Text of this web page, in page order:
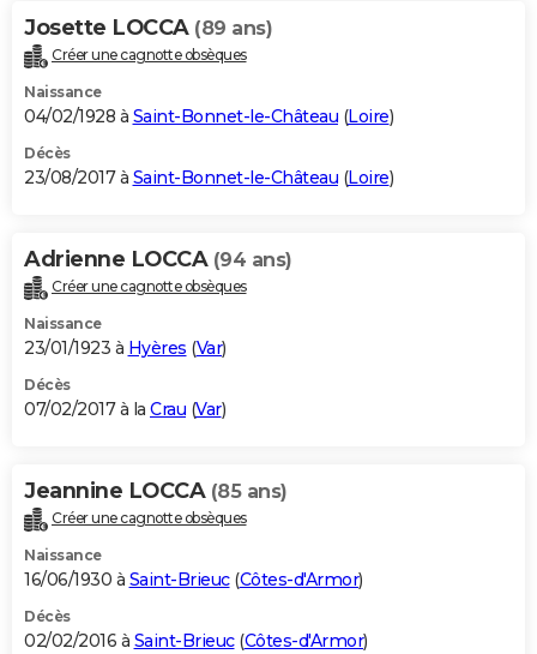
Josette LOCCA (89 ans)
Créer une cagnotte obsèques
Naissance
04/02/1928 à Saint-Bonnet-le-Château (Loire)
Décès
23/08/2017 à Saint-Bonnet-le-Château (Loire)
Adrienne LOCCA (94 ans)
Créer une cagnotte obsèques
Naissance
23/01/1923 à Hyères (Var)
Décès
07/02/2017 à la Crau (Var)
Jeannine LOCCA (85 ans)
Créer une cagnotte obsèques
Naissance
16/06/1930 à Saint-Brieuc(Côtes-d'Armor)
Décès
02/02/2016 à Saint-Brieuc(Côtes-d'Armor)